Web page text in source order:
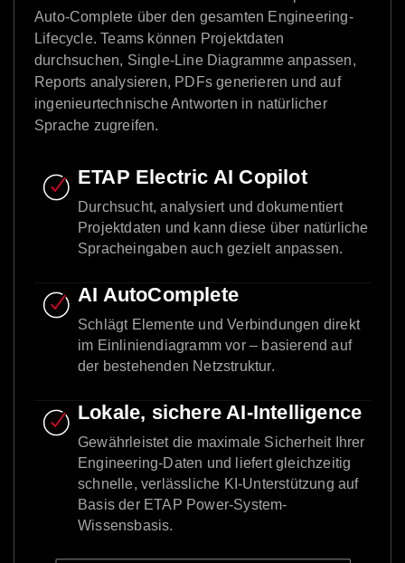
Auto-Complete über den gesamten Engineering-
Lifecycle. Teams können Projektdaten
durchsuchen, Single-Line Diagramme anpassen,
Reports analysieren, PDFs generieren und auf
ingenieurtechnische Antworten in natürlicher
Sprache zugreifen.
ETAP Electric AI Copilot
Durchsucht, analysiert und dokumentiert
Projektdaten und kann diese über natürliche
Spracheingaben auch gezielt anpassen.
AI AutoComplete
Schlägt Elemente und Verbindungen direkt
im Einliniendiagramm vor – basierend auf
der bestehenden Netzstruktur.
Lokale, sichere AI-Intelligence
Gewährleistet die maximale Sicherheit Ihrer
Engineering-Daten und liefert gleichzeitig
schnelle, verlässliche KI-Unterstützung auf
Basis der ETAP Power-System-
Wissensbasis.